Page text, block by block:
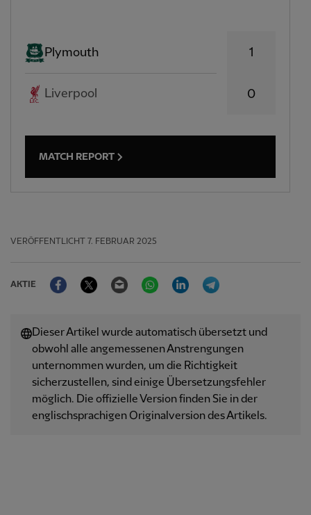
Plymouth
Liverpool
1
0
MATCH REPORT
VERÖFFENTLICHT 7. FEBRUAR 2025
AKTIE
FacebookTwitter Email WhatsAppLinkedIn
Dieser Artikel wurde automatisch übersetzt und
obwohl alle angemessenen Anstrengungen
unternommen wurden, um die Richtigkeit
sicherzustellen, sind einige Übersetzungsfehler
möglich. Die offizielle Version finden Sie in der
englischsprachigen Originalversion des Artikels.